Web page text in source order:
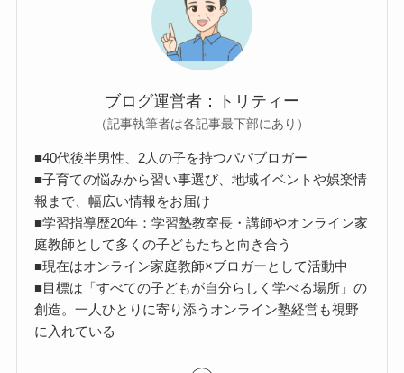
ブログ運営者：トリティー
（記事執筆者は各記事最下部にあり）
■40代後半男性、2人の子を持つパパブロガー
■子育ての悩みから習い事選び、地域イベントや娯楽情
報まで、幅広い情報をお届け
■学習指導歴20年：学習塾教室長・講師やオンライン家
庭教師として多くの子どもたちと向き合う
■現在はオンライン家庭教師×ブロガーとして活動中
■目標は「すべての子どもが自分らしく学べる場所」の
創造。一人ひとりに寄り添うオンライン塾経営も視野
に入れている